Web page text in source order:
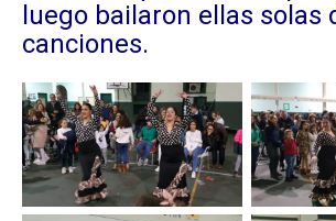
luego bailaron ellas solas
canciones.